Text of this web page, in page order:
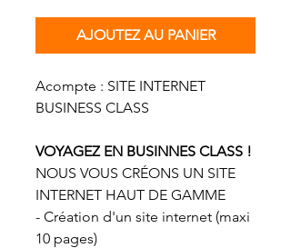
AJOUTEZ AU PANIER
Acompte : SITE INTERNET
BUSINESS CLASS
VOYAGEZ EN BUSINNES CLASS !
NOUS VOUS CRÉONS UN SITE
INTERNET HAUT DE GAMME
- Création d'un site internet (maxi
10 pages)